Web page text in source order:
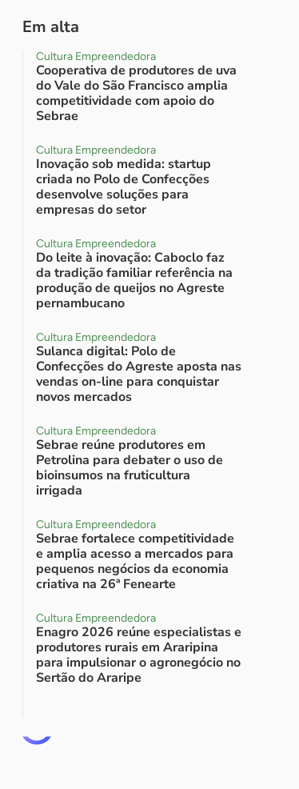
Em alta
Cultura Empreendedora
Cooperativa de produtores de uva
do Vale do São Francisco amplia
competitividade com apoio do
Sebrae
Cultura Empreendedora
Inovação sob medida: startup
criada no Polo de Confecções
desenvolve soluções para
empresas do setor
Cultura Empreendedora
Do leite à inovação: Caboclo faz
da tradição familiar referência na
produção de queijos no Agreste
pernambucano
Cultura Empreendedora
Sulanca digital: Polo de
Confecções do Agreste aposta nas
vendas on-line para conquistar
novos mercados
Cultura Empreendedora
Sebrae reúne produtores em
Petrolina para debater o uso de
bioinsumos na fruticultura
irrigada
Cultura Empreendedora
Sebrae fortalece competitividade
e amplia acesso a mercados para
pequenos negócios da economia
criativa na 26ª Fenearte
Cultura Empreendedora
Enagro 2026 reúne especialistas e
produtores rurais em Araripina
para impulsionar o agronegócio no
Sertão do Araripe